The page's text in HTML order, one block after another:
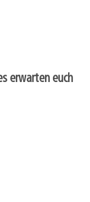
erwarten euch